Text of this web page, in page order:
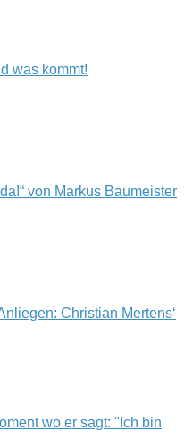
was kommt!
von Markus Baumeister
Christian Mertens‘
wo er sagt: "Ich bin